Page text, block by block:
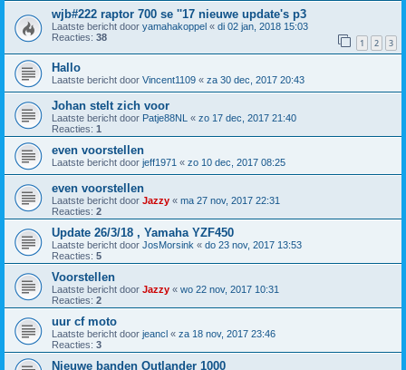
wjb#222 raptor 700 se ''17 nieuwe update's p3
Laatste bericht door yamahakoppel « di 02 jan, 2018 15:03
Reacties: 38 1 2 3
Hallo
Laatste bericht door Vincent1109 « za 30 dec, 2017 20:43
Johan stelt zich voor
Laatste bericht door Patje88NL « zo 17 dec, 2017 21:40
Reacties: 1
even voorstellen
Laatste bericht door jeff1971 « zo 10 dec, 2017 08:25
even voorstellen
Laatste bericht door Jazzy « ma 27 nov, 2017 22:31
Reacties: 2
Update 26/3/18 , Yamaha YZF450
Laatste bericht door JosMorsink « do 23 nov, 2017 13:53
Reacties: 5
Voorstellen
Laatste bericht door Jazzy « wo 22 nov, 2017 10:31
Reacties: 2
uur cf moto
Laatste bericht door jeancl « za 18 nov, 2017 23:46
Reacties: 3
Nieuwe banden Outlander 1000